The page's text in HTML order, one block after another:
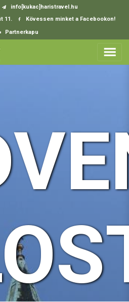
info[kukac]haristravel.hu
11.
Kövessen minket a Facebookon!
Partnerkapu